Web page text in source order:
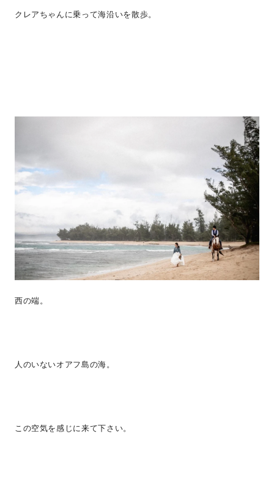
クレアちゃんに乗って海沿いを散歩。
西の端。
人のいないオアフ島の海。
この空気を感じに来て下さい。